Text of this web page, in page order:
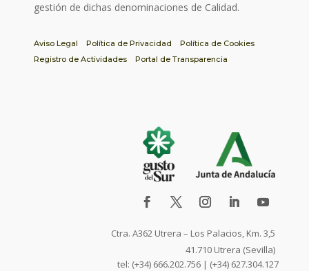
gestión de dichas denominaciones de Calidad.
Aviso Legal Política de Privacidad
Política de Cookies
Registro de Actividades
Portal de Transparencia
Ctra. A362 Utrera – Los Palacios, Km. 3,5
41.710 Utrera (Sevilla)
tel: (+34) 666.202.756 | (+34) 627.304.127